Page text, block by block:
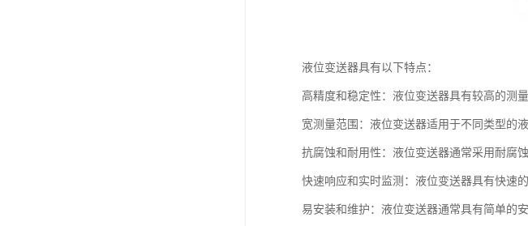
液位变送器具有以下特点：
高精度和稳定性：液位变送器具有较高的测
宽测量范围：液位变送器适用于不同类型的
抗腐蚀和耐用性：液位变送器通常采用耐腐
快速响应和实时监测：液位变送器具有快速
易安装和维护：液位变送器通常具有简单的